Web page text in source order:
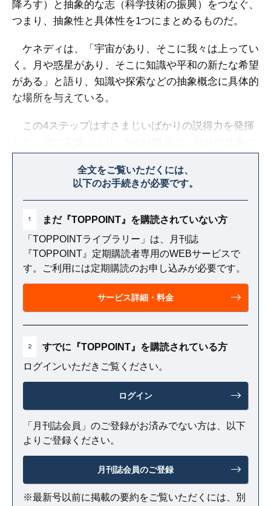
降ろす）と抽象的な志（科学技術の振興）をつなぐ、
つまり、抽象性と具体性を1つにまとめるものだ。
ケネディは、「宇宙があり、そこに我々は上ってい
く。月や惑星があり、そこに知識や平和の新たな希望
がある」と語り、知識や探索などの抽象概念に具体的
な場所を与えている。
この4ステップはすさまじいばかりの説得力を発揮
全文をご覧いただくには、
以下のお手続きが必要です。
1
まだ『TOPPOINT』を購読されていない方
「TOPPOINTライブラリー」は、月刊誌
『TOPPOINT』定期購読者専用のWEBサービスで
す。ご利用には定期購読のお申し込みが必要です。
サービス詳細・料金
2
すでに『TOPPOINT』を購読されている方
ログインいただきご覧ください。
ログイン
「月刊誌会員」のご登録がお済みでない方は、以下
よりご登録ください。
月刊誌会員のご登録
※最新号以前に掲載の要約をご覧いただくには、別